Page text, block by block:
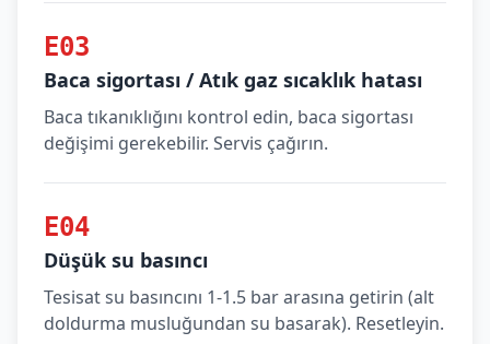
E03
Baca sigortası / Atık gaz sıcaklık hatası
Baca tıkanıklığını kontrol edin, baca sigortası
değişimi gerekebilir. Servis çağırın.
E04
Düşük su basıncı
Tesisat su basıncını 1-1.5 bar arasına getirin (alt
doldurma musluğundan su basarak). Resetleyin.